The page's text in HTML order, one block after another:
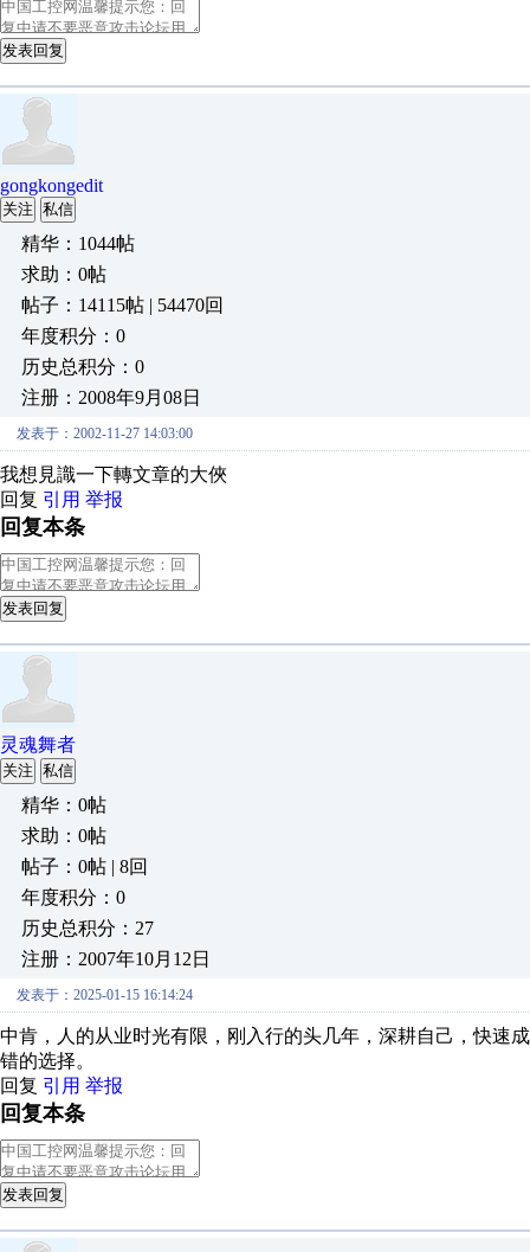
发表回复
gongkongedit
关注 私信
精华：1044帖
求助：0帖
帖子：14115帖 | 54470回
年度积分：0
历史总积分：0
注册：2008年9月08日
发表于：2002-11-27 14:03:00
我想見識一下轉文章的大俠
回复 引用 举报
回复本条
发表回复
灵魂舞者
关注 私信
精华：0帖
求助：0帖
帖子：0帖 | 8回
年度积分：0
历史总积分：27
注册：2007年10月12日
发表于：2025-01-15 16:14:24
中肯，人的从业时光有限，刚入行的头几年，深耕自己，快速
错的选择。
回复 引用 举报
回复本条
发表回复